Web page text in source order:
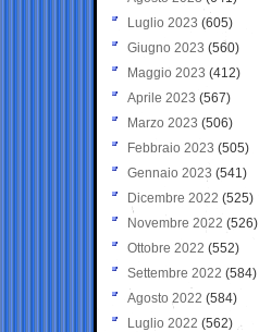
Luglio 2023 (605)
Giugno 2023 (560)
Maggio 2023 (412)
Aprile 2023 (567)
Marzo 2023 (506)
Febbraio 2023 (505)
Gennaio 2023 (541)
Dicembre 2022 (525)
Novembre 2022 (526)
Ottobre 2022 (552)
Settembre 2022 (584)
Agosto 2022 (584)
Luglio 2022 (562)